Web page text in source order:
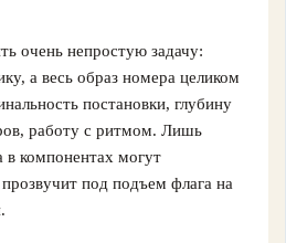
очень непростую задачу:
а весь образ номера целиком
постановки, глубину
работу с ритмом. Лишь
в компонентах могут
под подъем флага на